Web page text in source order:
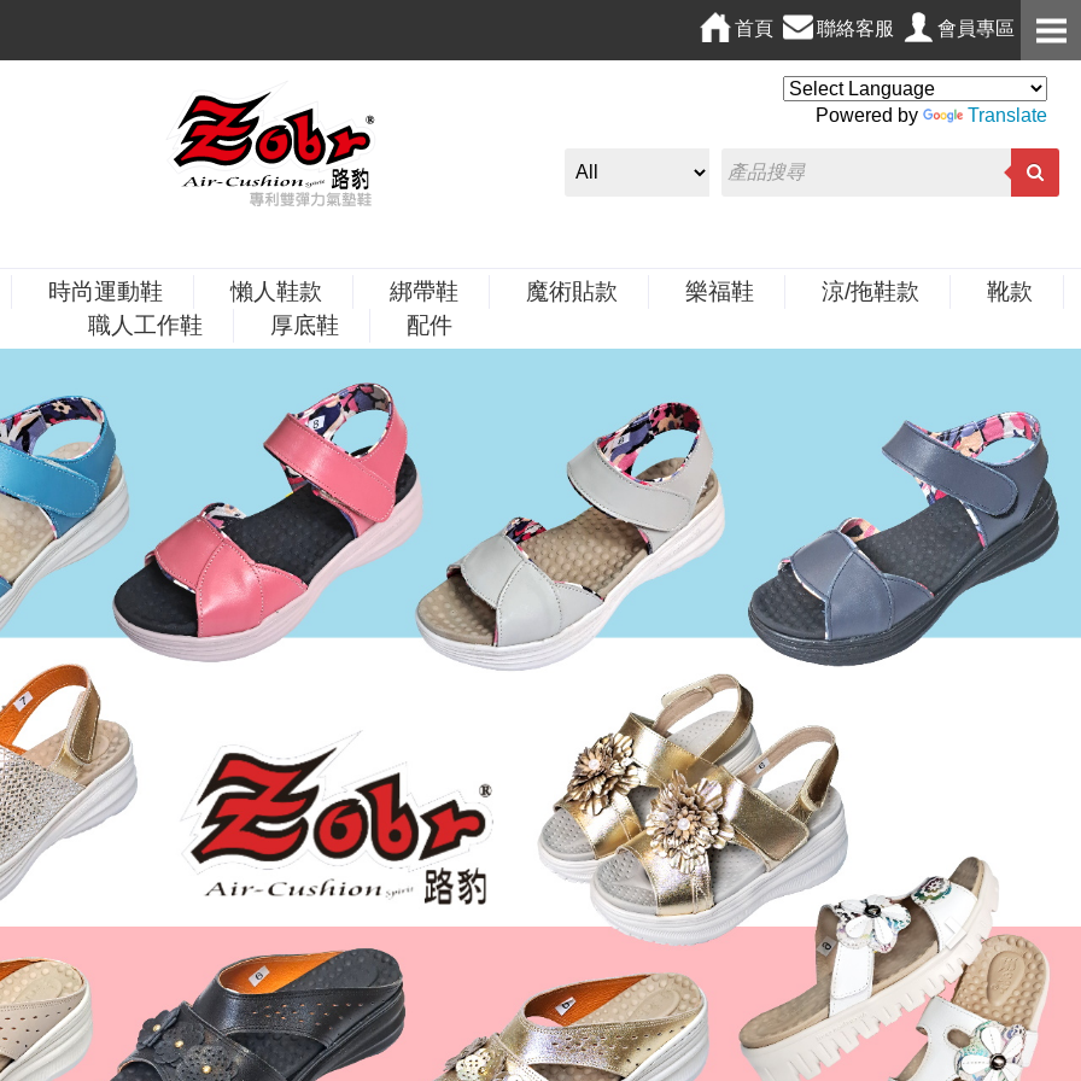
會員專區
聯絡客服
首頁
Powered by Translate
時尚運動鞋 懶人鞋款 綁帶鞋 魔術貼款 樂福鞋 涼/拖鞋款
靴款
職人工作鞋
厚底鞋 配件
t